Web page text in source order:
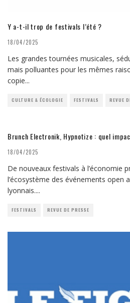
Y a-t-il trop de festivals l’été ?
18/04/2025
Les grandes tournées musicales,
mais polluantes pour les mêmes
copie...
CULTURE & ÉCOLOGIE FESTIVALS REVUE
Brunch Electronik, Hypnotize : quel
18/04/2025
De nouveaux festivals à l’économie
l’écosystème des événements open
lyonnais....
FESTIVALS REVUE DE PRESSE